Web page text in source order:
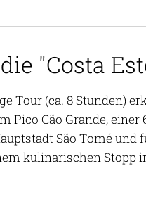
"Costa
Tour (ca. 8 Stunden)
Pico Cão Grande,
São Tomé
kulinarischen Stopp